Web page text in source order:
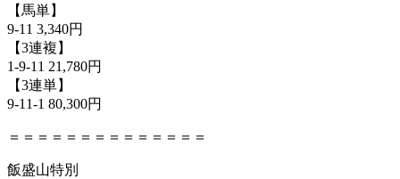
【馬単】
9-11 3,340円
【3連複】
1-9-11 21,780円
【3連単】
9-11-1 80,300円
＝＝＝＝＝＝＝＝＝＝＝＝＝＝
飯盛山特別